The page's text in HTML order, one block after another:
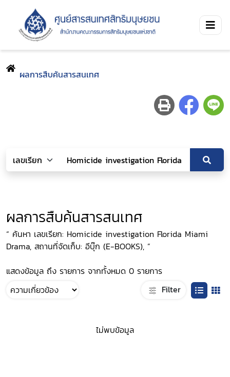
ผลการสืบค้นสารสนเทศ
ผลการสืบค้นสารสนเทศ
“ ค้นหา เลขเรียก: Homicide investigation Florida Miami
Drama, สถานที่จัดเก็บ: อีบุ๊ก (E-BOOKS), ”
แสดงข้อมูล ถึง รายการ จากทั้งหมด 0 รายการ
Filter
ไม่พบข้อมูล